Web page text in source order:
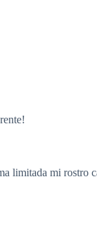
limitada mi rostro